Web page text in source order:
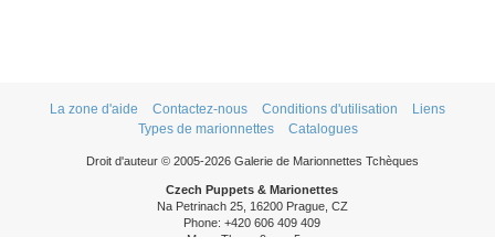
La zone d'aide Contactez-nous Conditions d'utilisation
Liens
Types de marionnettes
Catalogues
Droit d'auteur © 2005-2026 Galerie de Marionnettes Tchèques
Czech Puppets & Marionettes
Na Petrinach 25, 16200 Prague, CZ
Phone: +420 606 409 409
Mon - Thurs: 9am - 5pm